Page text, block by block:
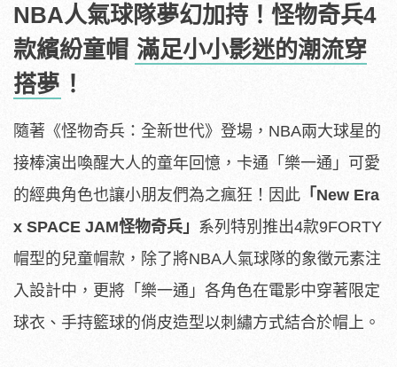
NBA人氣球隊夢幻加持！怪物奇兵4
款繽紛童帽 滿足小小影迷的潮流穿
搭夢 ！
隨著《怪物奇兵：全新世代》登場，NBA兩大球星的
接棒演出喚醒大人的童年回憶，卡通「樂一通」可愛
的經典角色也讓小朋友們為之瘋狂！因此 「New Era
x SPACE JAM怪物奇兵」 系列特別推出4款9FORTY
帽型的兒童帽款，除了將NBA人氣球隊的象徵元素注
入設計中，更將「樂一通」各角色在電影中穿著限定
球衣、手持籃球的俏皮造型以刺繡方式結合於帽上。